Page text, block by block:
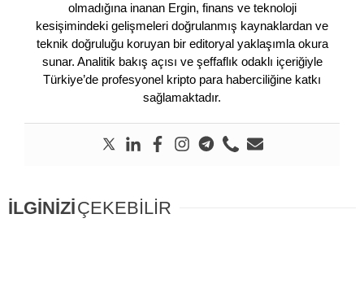
olmadığına inanan Ergin, finans ve teknoloji
kesişimindeki gelişmeleri doğrulanmış kaynaklardan ve
teknik doğruluğu koruyan bir editoryal yaklaşımla okura
sunar. Analitik bakış açısı ve şeffaflık odaklı içeriğiyle
Türkiye’de profesyonel kripto para haberciliğine katkı
sağlamaktadır.
İLGİNİZİÇEKEBİLİR